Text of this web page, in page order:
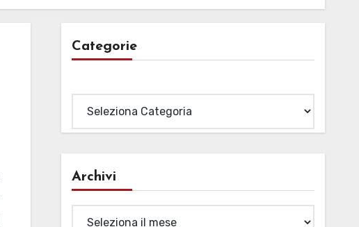
Categorie
Archivi